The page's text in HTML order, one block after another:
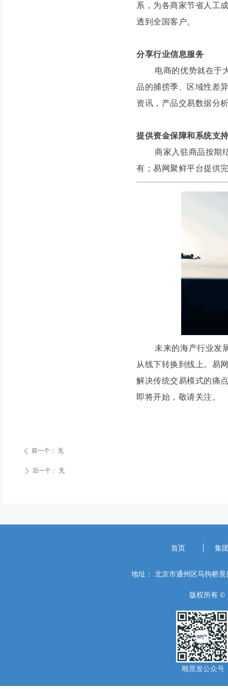
系，为各商家节省人工
透到全国客户。
分享行业信息服务
电商的优势就在于大
品的捕捞季、区域性差
资讯，产品交易数据分
提供资金保障和系统支
商家入驻商品按期结
有；易网聚鲜平台提供
未来的海产行业发展
从线下转换到线上。易
解决传统交易模式的痛
即将开始，敬请关注。
ꄴ 前一个： 无
ꄲ 后一个： 无
版权所有 ©
首页 集
地址： 北京市通州区马驹桥
顺景发公众号